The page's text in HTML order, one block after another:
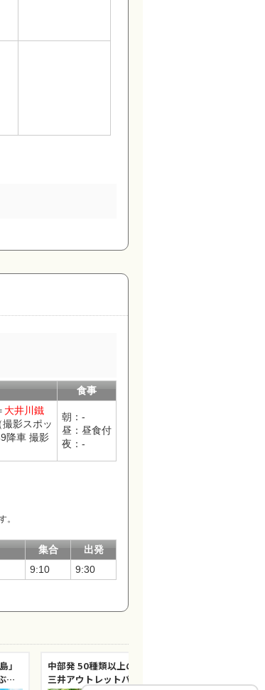
食事
大井川鐵
撮影スポッ
降車 撮影
朝：-
昼：昼食付
夜：-
。
集合
出発
9:10 9:30
」
し
中部発 50種類以上のサマーバイキング！
三井アウトレットパーク岡崎とメロン1玉